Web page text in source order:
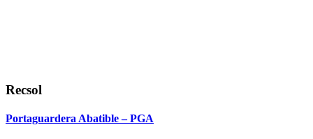
Recsol
Portaguardera Abatible – PGA